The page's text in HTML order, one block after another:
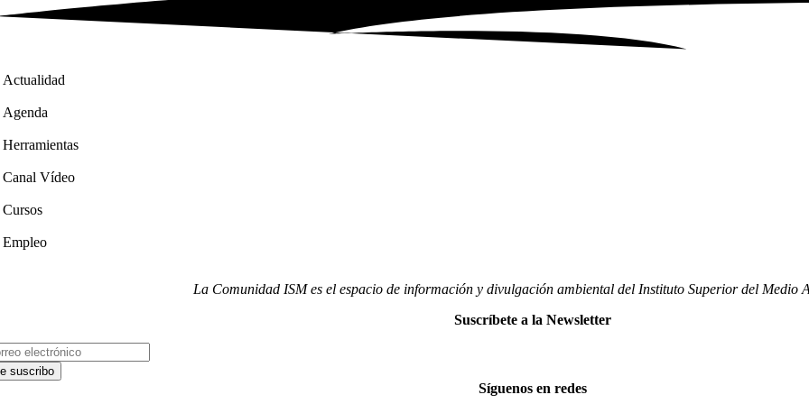
Actualidad
Agenda
Herramientas
Canal Vídeo
Cursos
Empleo
La Comunidad ISM es el espacio de información y divulgación ambiental del Instituto Superior del Medio
Suscríbete a la Newsletter
Síguenos en redes